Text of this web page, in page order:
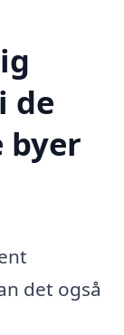
de
byer
det også